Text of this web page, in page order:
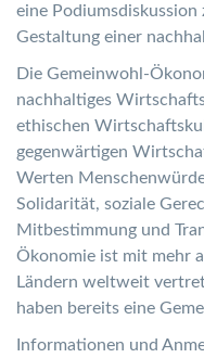
eine Podiumsdiskussion
Gestaltung einer
Die Gemeinwohl-
nachhaltiges
ethischen
gegenwärtigen
Werten
Solidarität, soziale
Mitbestimmung und
Ökonomie ist mit mehr
Ländern weltweit
haben bereits eine
Informationen und